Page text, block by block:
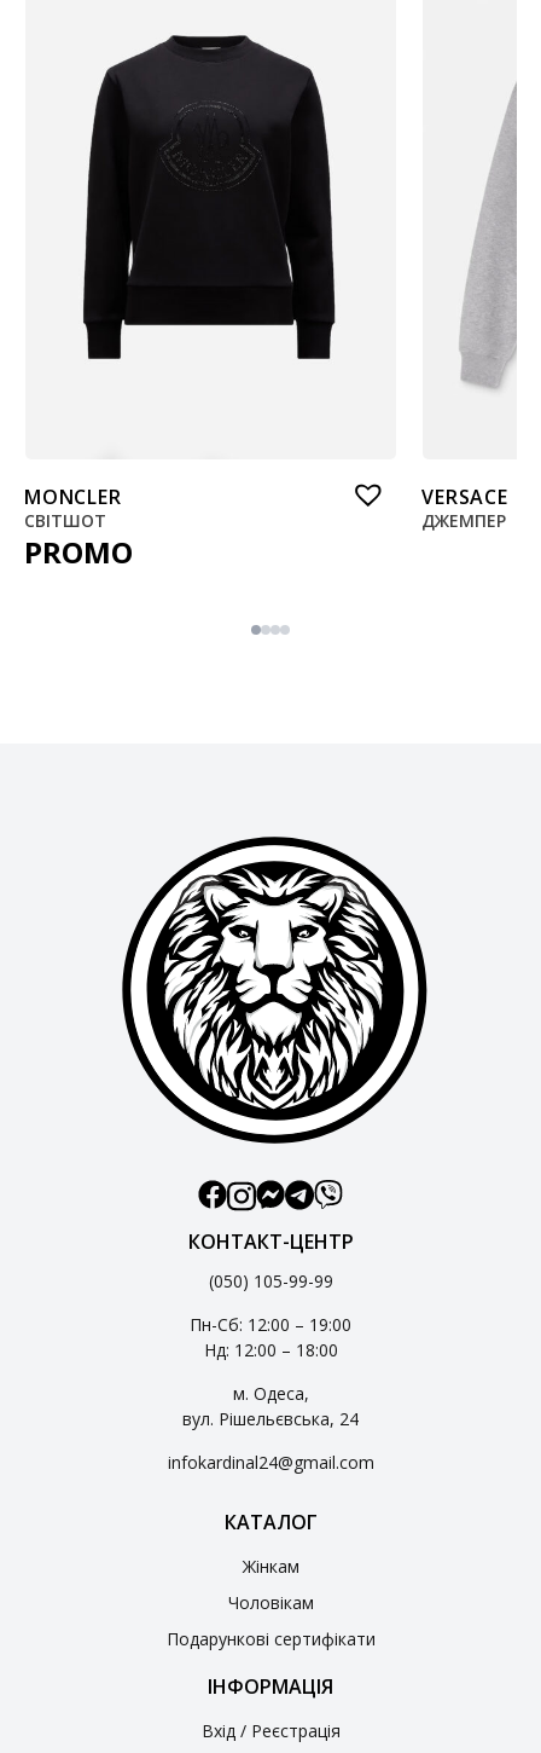
MONCLER
СВІТШОТ
PROMO
VERSACE
ДЖЕМПЕР
КОНТАКТ-ЦЕНТР
(050) 105-99-99
Пн-Сб: 12:00 – 19:00
Нд: 12:00 – 18:00
м. Одеса,
вул. Рішельєвська, 24
infokardinal24@gmail.com
КАТАЛОГ
Жінкам
Чоловікам
Подарункові сертифікати
ІНФОРМАЦІЯ
Вхід / Реєстрація